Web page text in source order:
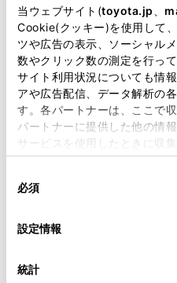
当ウェブサイト(toyota.jp
Cookie(クッキー)を使用して
ツや広告の表示、ソーシャル
数やクリック数の測定を行っ
サイト利用状況についても情
アや広告配信、データ解析の
す。各パートナーは、ここで
パートナーに提供した他の情
サービスを使用したときに収
使用することがあります。当
デバイスにすべてのCookie(ク
意したことになります。
設定の変更、同意を撤回した
「Cookie（クッキー）情報の
必須
設定情報
統計
先進ライト
ブラインドスポットモニター
ドライブレコーダー
※ 記録媒体(SDカード等)は別途ご購
ペダル踏み間違い急発進抑制装置
ｲﾝﾃﾘｼﾞｪﾝﾄｸﾘｱﾗﾝｽｿﾅｰ・ｽﾏｰﾄｱｼｽﾄ
パノラミックビューモニター（